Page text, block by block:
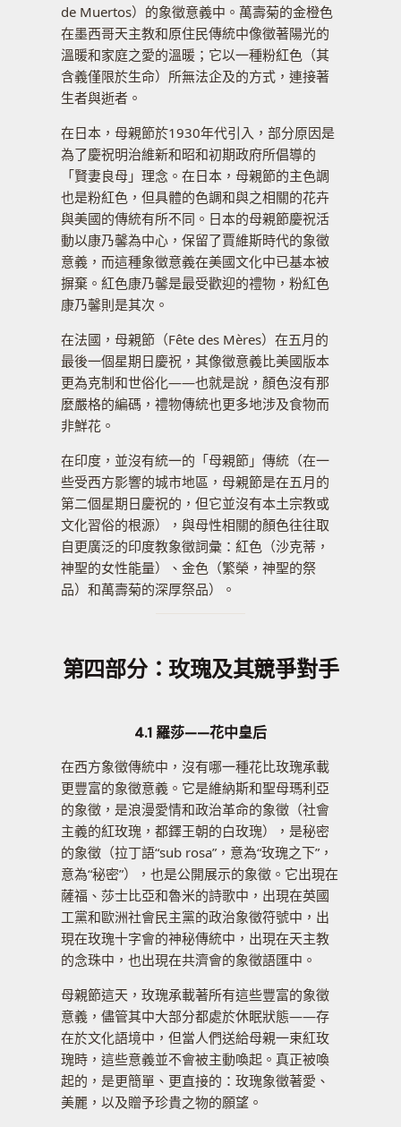
de Muertos）的象徵意義中。萬壽菊的金橙色
在墨西哥天主教和原住民傳統中像徵著陽光的
溫暖和家庭之愛的溫暖；它以一種粉紅色（其
含義僅限於生命）所無法企及的方式，連接著
生者與逝者。
在日本，母親節於1930年代引入，部分原因是
為了慶祝明治維新和昭和初期政府所倡導的
「賢妻良母」理念。在日本，母親節的主色調
也是粉紅色，但具體的色調和與之相關的花卉
與美國的傳統有所不同。日本的母親節慶祝活
動以康乃馨為中心，保留了賈維斯時代的象徵
意義，而這種象徵意義在美國文化中已基本被
摒棄。紅色康乃馨是最受歡迎的禮物，粉紅色
康乃馨則是其次。
在法國，母親節（Fête des Mères）在五月的
最後一個星期日慶祝，其像徵意義比美國版本
更為克制和世俗化——也就是說，顏色沒有那
麼嚴格的編碼，禮物傳統也更多地涉及食物而
非鮮花。
在印度，並沒有統一的「母親節」傳統（在一
些受西方影響的城市地區，母親節是在五月的
第二個星期日慶祝的，但它並沒有本土宗教或
文化習俗的根源），與母性相關的顏色往往取
自更廣泛的印度教象徵詞彙：紅色（沙克蒂，
神聖的女性能量）、金色（繁榮，神聖的祭
品）和萬壽菊的深厚祭品）。
第四部分：玫瑰及其競爭對手
4.1 羅莎——花中皇后
在西方象徵傳統中，沒有哪一種花比玫瑰承載
更豐富的象徵意義。它是維納斯和聖母瑪利亞
的象徵，是浪漫愛情和政治革命的象徵（社會
主義的紅玫瑰，都鐸王朝的白玫瑰），是秘密
的象徵（拉丁語“sub rosa”，意為“玫瑰之下”，
意為“秘密”），也是公開展示的象徵。它出現在
薩福、莎士比亞和魯米的詩歌中，出現在英國
工黨和歐洲社會民主黨的政治象徵符號中，出
現在玫瑰十字會的神秘傳統中，出現在天主教
的念珠中，也出現在共濟會的象徵語匯中。
母親節這天，玫瑰承載著所有這些豐富的象徵
意義，儘管其中大部分都處於休眠狀態——存
在於文化語境中，但當人們送給母親一束紅玫
瑰時，這些意義並不會被主動喚起。真正被喚
起的，是更簡單、更直接的：玫瑰象徵著愛、
美麗，以及贈予珍貴之物的願望。